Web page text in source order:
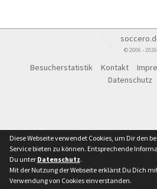
© 2006 - 2026
Besucherstatistik Kontakt
Datenschutz
Diese Webseite verwendet Cookies, um Dir den
Service bieten zu können. Entsprechende
Du unter Datenschutz.
Mit der Nutzung der Webseite erklärst Du Dich
Verwendung von Cookies einverstanden.